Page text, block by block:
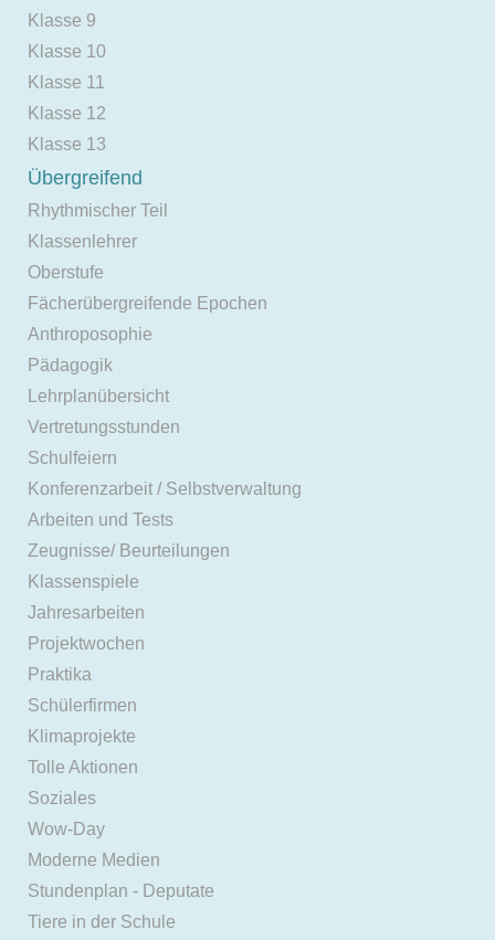
Klasse 9
Klasse 10
Klasse 11
Klasse 12
Klasse 13
Übergreifend
Rhythmischer Teil
Klassenlehrer
Oberstufe
Fächerübergreifende Epochen
Anthroposophie
Pädagogik
Lehrplanübersicht
Vertretungsstunden
Schulfeiern
Konferenzarbeit / Selbstverwaltung
Arbeiten und Tests
Zeugnisse/ Beurteilungen
Klassenspiele
Jahresarbeiten
Projektwochen
Praktika
Schülerfirmen
Klimaprojekte
Tolle Aktionen
Soziales
Wow-Day
Moderne Medien
Stundenplan - Deputate
Tiere in der Schule